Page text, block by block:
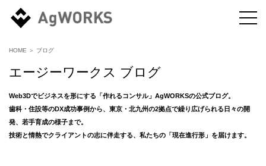
HOME ＞ ブログ
エージーワークス ブログ
Web3Dでビジネスを形にする「作れるコンサル」AgWORKSの公式ブログ。
歯科・住設等のDX成功事例から、東京・北九州の2拠点で繰り広げられる日々の開
発、若手育成の様子まで。
技術と情熱でクライアントの志に伴走する、私たちの「現在進行形」を届けます。